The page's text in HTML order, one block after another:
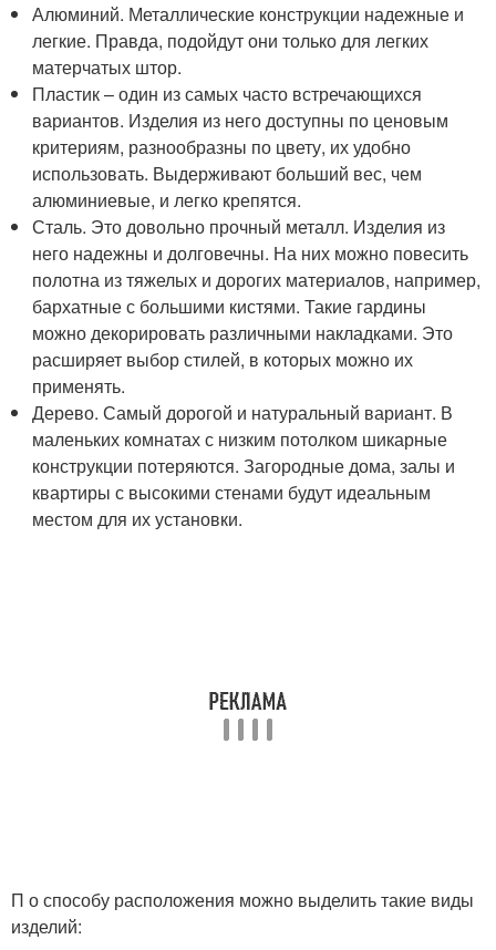
Алюминий. Металлические конструкции надежные и
легкие. Правда, подойдут они только для легких
матерчатых штор.
Пластик – один из самых часто встречающихся
вариантов. Изделия из него доступны по ценовым
критериям, разнообразны по цвету, их удобно
использовать. Выдерживают больший вес, чем
алюминиевые, и легко крепятся.
Сталь. Это довольно прочный металл. Изделия из
него надежны и долговечны. На них можно повесить
полотна из тяжелых и дорогих материалов, например,
бархатные с большими кистями. Такие гардины
можно декорировать различными накладками. Это
расширяет выбор стилей, в которых можно их
применять.
Дерево. Самый дорогой и натуральный вариант. В
маленьких комнатах с низким потолком шикарные
конструкции потеряются. Загородные дома, залы и
квартиры с высокими стенами будут идеальным
местом для их установки.
П о способу расположения можно выделить такие виды
изделий: